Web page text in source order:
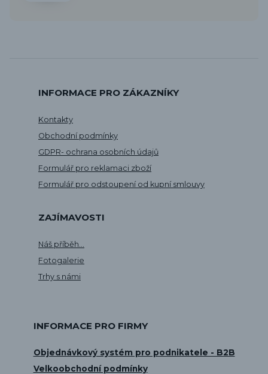
INFORMACE PRO ZÁKAZNÍKY
Kontakty
Obchodní podmínky
GDPR- ochrana osobních údajů
Formulář pro reklamaci zboží
Formulář pro odstoupení od kupní smlouvy
ZAJÍMAVOSTI
Náš příběh...
Fotogalerie
Trhy s námi
INFORMACE PRO FIRMY
Objednávkový systém pro podnikatele - B2B
Velkoobchodní podmínky